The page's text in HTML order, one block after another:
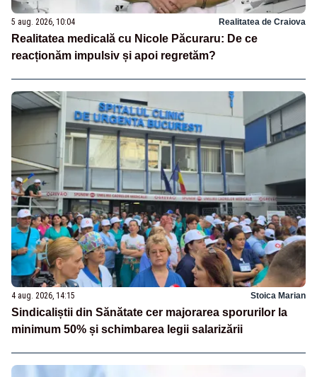
5 aug. 2026, 10:04 Realitatea de Craiova
Realitatea medicală cu Nicole Păcuraru: De ce
reacționăm impulsiv și apoi regretăm?
4 aug. 2026, 14:15 Stoica Marian
Sindicaliștii din Sănătate cer majorarea sporurilor la
minimum 50% și schimbarea legii salarizării